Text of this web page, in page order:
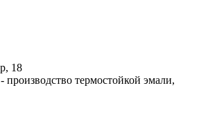
18
термостойкой эмали,